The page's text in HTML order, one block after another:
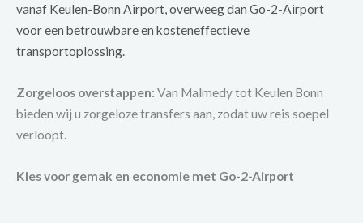
vanaf Keulen-Bonn Airport, overweeg dan Go-2-Airport
voor een betrouwbare en kosteneffectieve
transportoplossing.
Zorgeloos overstappen: Van Malmedy tot Keulen Bonn
bieden wij u zorgeloze transfers aan, zodat uw reis soepel
verloopt.
Kies voor gemak en economie met Go-2-Airport